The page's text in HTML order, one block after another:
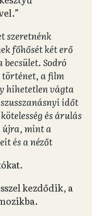
szeretnénk
főhősét két erő
Sodró
történet, a film
hihetetlen vágta
időt
és árulás
újra, mint a
és a nézőt
kezdődik, a